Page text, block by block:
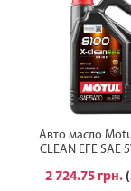
Авто масло
CLEAN EFE SAE
2 724.75 грн.